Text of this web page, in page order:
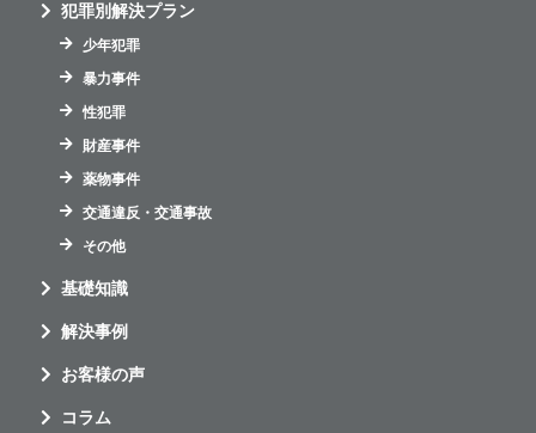
犯罪別解決プラン
少年犯罪
暴力事件
性犯罪
財産事件
薬物事件
交通違反・交通事故
その他
基礎知識
解決事例
お客様の声
コラム